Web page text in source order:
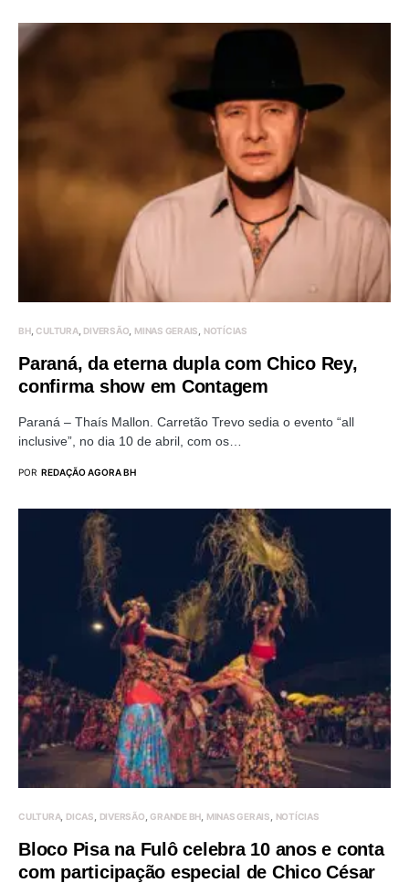
BH CULTURA DIVERSÃO MINAS GERAIS NOTÍCIAS
Paraná, da eterna dupla com Chico Rey,
confirma show em Contagem
Paraná – Thaís Mallon. Carretão Trevo sedia o evento “all
inclusive”, no dia 10 de abril, com os…
POR REDAÇÃO AGORA BH
CULTURA DICAS DIVERSÃO GRANDE BH MINAS GERAIS NOTÍCIAS
Bloco Pisa na Fulô celebra 10 anos e conta
com participação especial de Chico César